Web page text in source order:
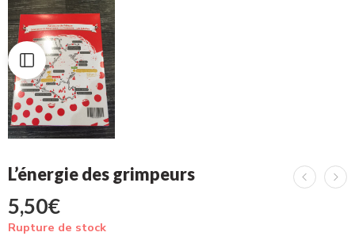
L’énergie des grimpeurs
5,50€
Rupture de stock